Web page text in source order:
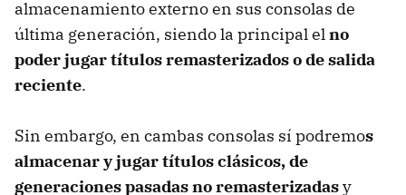
almacenamiento externo en sus consolas de
última generación, siendo la principal elno
poder jugar títulos remasterizados o de salida
reciente.
Sin embargo, en cambas consolas sí podremos
almacenar y jugar títulos clásicos, de
generaciones pasadas no remasterizadasy